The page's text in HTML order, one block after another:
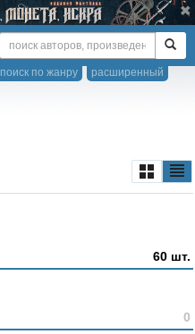
расширенный
поиск по жанру
60 шт.
0